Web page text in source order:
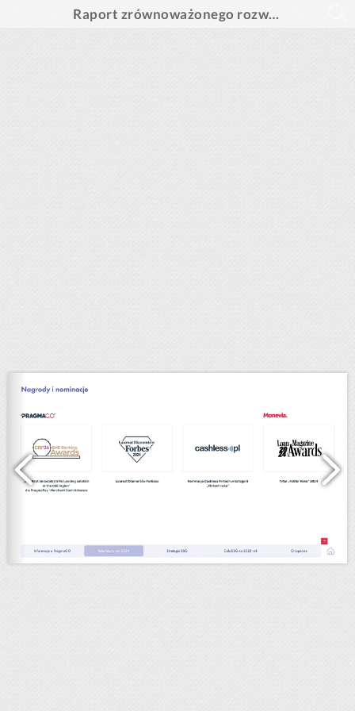
Raport zrównoważonego rozwoju Grupa PragmaGO 2024